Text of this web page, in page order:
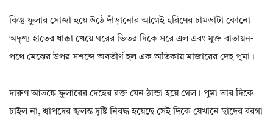
কিন্তু ফুলার সোজা হয়ে উঠে দাঁড়ানোর আগেই হরিণের চামড়াটা কোনো
অদৃশ্য হাতের ধাক্কা খেয়ে ঘরের ভিতর দিকে সরে এল এবং মুক্ত বাতায়ন-
পথে মেঝের উপর সশব্দে অবতীর্ণ হল এক অতিকায় মাজারের দেহ পুমা।
দারুণ আতঙ্কে ফুলারের দেহের রক্ত যেন ঠান্ডা হয়ে গেল। পুমা তার দিকে
চাইল না, শ্বাপদের জ্বলন্ত দৃষ্টি নিবদ্ধ হয়েছে সেই দিকে যেখানে ছাদের বরগা